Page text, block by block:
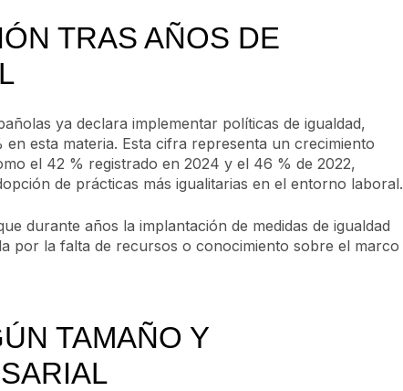
TRAS AÑOS DE
ya declara implementar políticas de igualdad,
esta materia. Esta cifra representa un crecimiento
el 42 % registrado en 2024 y el 46 % de 2022,
de prácticas más igualitarias en el entorno laboral.
durante años la implantación de medidas de igualdad
por la falta de recursos o conocimiento sobre el marco
TAMAÑO Y